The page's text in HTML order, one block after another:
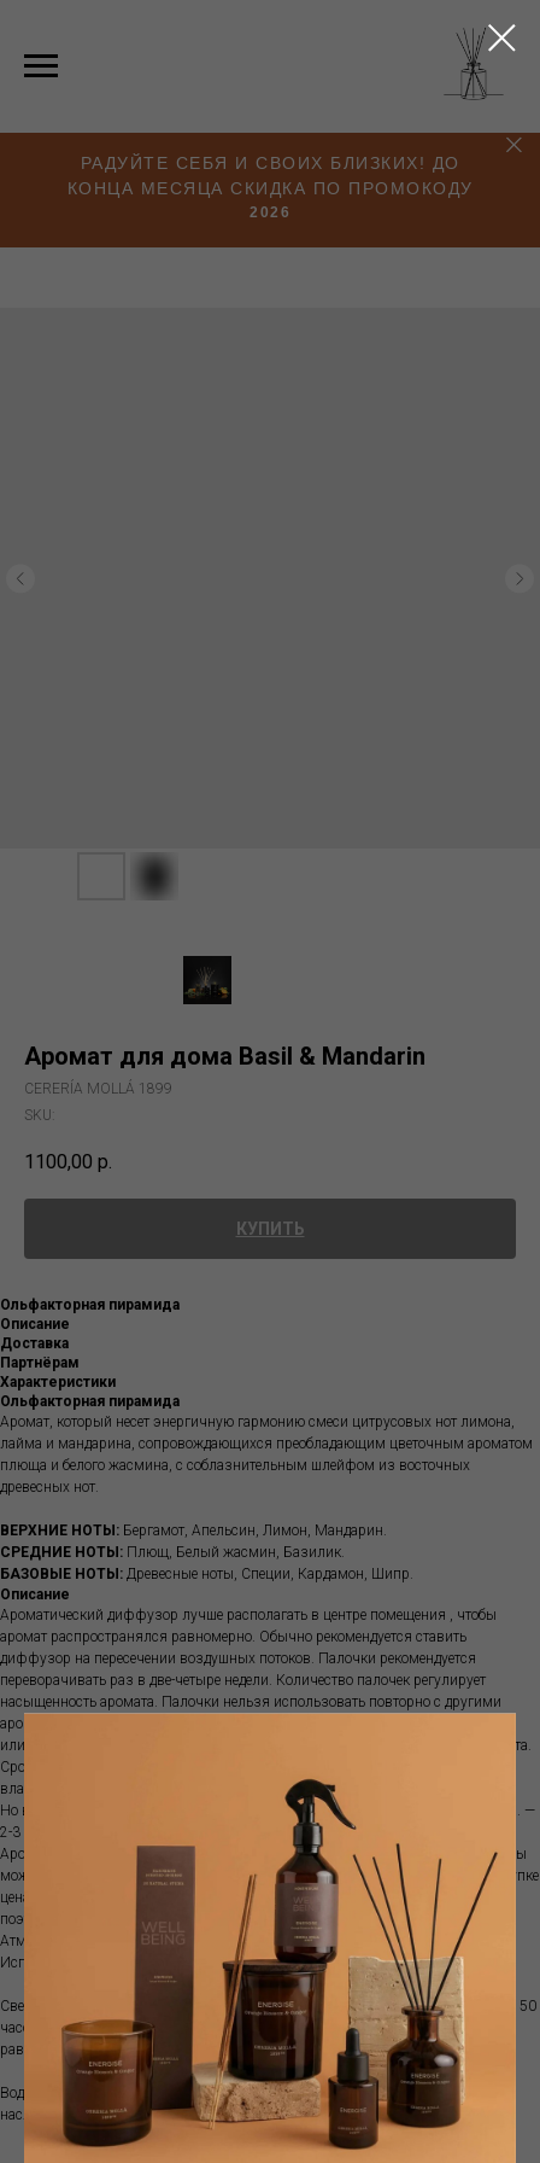
РАДУЙТЕ СЕБЯ И СВОИХ БЛИЗКИХ! ДО
КОНЦА МЕСЯЦА СКИДКА ПО ПРОМОКОДУ
2026
Аромат для дома Basil & Mandarin
CERERÍA MOLLÁ 1899
SKU:
1100,00 р.
КУПИТЬ
Ольфакторная пирамида
Описание
Доставка
Партнёрам
Характеристики
Ольфакторная пирамида
Аромат, который несет энергичную гармонию смеси цитрусовых нот лимона,
лайма и мандарина, сопровождающихся преобладающим цветочным ароматом
плюща и белого жасмина, с соблазнительным шлейфом из восточных
древесных нот.
ВЕРХНИЕ НОТЫ: Бергамот, Апельсин, Лимон, Мандарин.
СРЕДНИЕ НОТЫ: Плющ, Белый жасмин, Базилик.
БАЗОВЫЕ НОТЫ: Древесные ноты, Специи, Кардамон, Шипр.
Описание
Ароматический диффузор лучше располагать в центре помещения , чтобы
аромат распространялся равномерно. Обычно рекомендуется ставить
диффузор на пересечении воздушных потоков. Палочки рекомендуется
переворачивать раз в две-четыре недели. Количество палочек регулирует
насыщенность аромата. Палочки нельзя использовать повторно с другими
ароматами. Диффузор не рекомендуются ставить на прямой солнечный свет
или ставить рядом с источниками тепла, так как ускоряется испарение аромата.
Срок ароматизации зависит от характеристик помещения, температуры,
влажности и места размещения диффузора.
Но в среднем объема100 мл хватит примерно на 1-1.5 месяца; объема 250 мл. —
2-3 месяца, а емкости 500 мл. — обычно 3-5 месяцев.
Аромат поставляется с бамбуковыми палочками. Если аромат закончился, вы
можете приобрести рефилл. Это более выгодно, так как при изначальной покупке
цена стеклянной емкости составляет почти половину стоимости диффузора,
поэтому покупка рефилла позволяет экономить.
Атмосферный аромат наполняет пространство особым благоуханием .
Используйте вместе с диффузором для усиления выбранного аромата.
Свеча- ручная работа, сделано в Испании из соевого воска. Время горения до 50
часов. Регулярно подрезайте фитиль до длины в 0,5 см. Давайте воску
равномерно расплавиться на поверхности.
Водорастворимое эфирное масло - 2-3 капли в воду или аромадиффузор - и
наслаждайтесь любимым ароматом.